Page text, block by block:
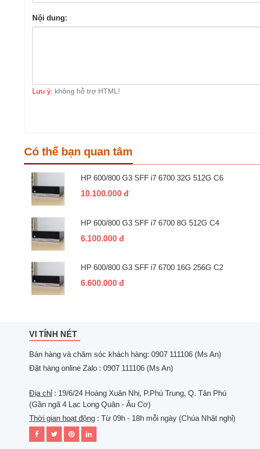
Nội dung:
Lưu ý: không hỗ trợ HTML!
Có thể bạn quan tâm
HP 600/800 G3 SFF i7 6700 32G 512G C6
10.100.000 đ
HP 600/800 G3 SFF i7 6700 8G 512G C4
6.100.000 đ
HP 600/800 G3 SFF i7 6700 16G 256G C2
6.600.000 đ
VI TÍNH NÉT
Bán hàng và chăm sóc khách hàng: 0907 111106 (Ms An)
Đặt hàng online Zalo : 0907 111106 (Ms An)
Địa chỉ: 19/6/24 Hoàng Xuân Nhị, P.Phú Trung, Q. Tân Phú
(Gần ngã 4 Lạc Long Quân - Âu Cơ)
Thời gian hoạt động : Từ 09h - 18h mỗi ngày (Chúa Nhật nghỉ)